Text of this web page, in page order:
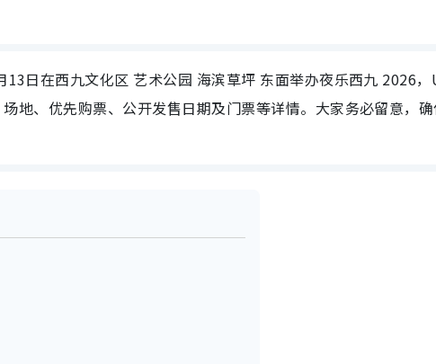
日在西九文化区 艺术公园 海滨草坪 东面举办夜乐西九 2026，
地、优先购票、公开发售日期及门票等详情。大家务必留意，